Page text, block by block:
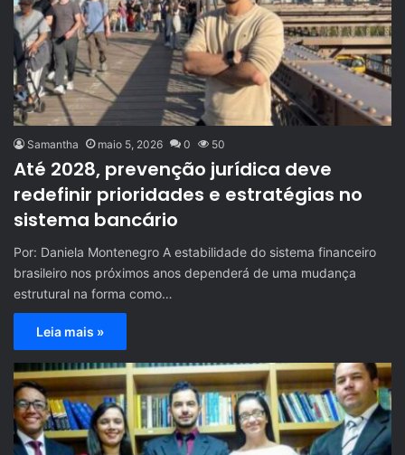
Samantha maio 5, 2026 0 50
Até 2028, prevenção jurídica deve
redefinir prioridades e estratégias no
sistema bancário
Por: Daniela Montenegro A estabilidade do sistema financeiro
brasileiro nos próximos anos dependerá de uma mudança
estrutural na forma como…
Leia mais »